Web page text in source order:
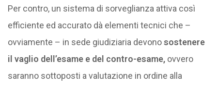
Per contro, un sistema di sorveglianza attiva così
efficiente ed accurato dà elementi tecnici che –
ovviamente – in sede giudiziaria devonosostenere
il vaglio dell’esame e del contro-esame,ovvero
saranno sottoposti a valutazione in ordine alla